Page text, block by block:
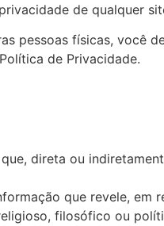
de qualquer
pessoas físicas,
de Privacidade.
direta ou
que revele,
filosófico ou